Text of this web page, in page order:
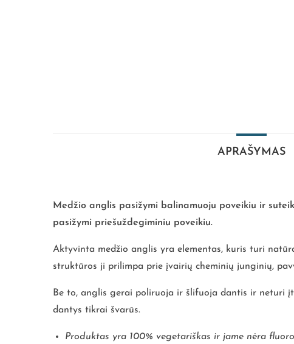
APRAŠYMAS
Medžio anglis pasižymi balinamuoju poveikiu ir
pasižymi priešuždegiminiu poveikiu.
Aktyvinta medžio anglis yra elementas, kuris turi
struktūros ji prilimpa prie įvairių cheminių junginių,
Be to, anglis gerai poliruoja ir šlifuoja dantis ir neturi
dantys tikrai švarūs.
Produktas yra 100% vegetariškas ir jame nėra